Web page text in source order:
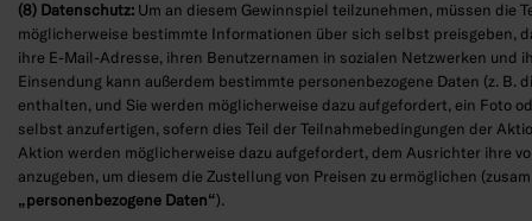
(8) Datenschutz: Um an diesem Gewinnspiel teilzunehmen, müssen die
möglicherweise bestimmte Informationen über sich selbst preisgeben,
ihre E-Mail-Adresse, ihren Benutzernamen in sozialen Netzwerken und
Einsendung kann außerdem bestimmte personenbezogene Daten (z. B.
enthalten, und Sie werden möglicherweise dazu aufgefordert, ein Foto
selbst anzufertigen, sofern dies Teil der Teilnahmebedingungen der
Aktion werden möglicherweise dazu aufgefordert, dem Ausrichter ihre
anzugeben, um diesem die Zustellung von Preisen zu ermöglichen
„personenbezogene Daten“).